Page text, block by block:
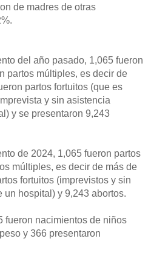
de madres de otras
del año pasado, 1,065 fueron
partos múltiples, es decir de
partos fortuitos (que es
y sin asistencia
y se presentaron 9,243
de 2024, 1,065 fueron partos
múltiples, es decir de más de
fortuitos (imprevistos y sin
hospital) y 9,243 abortos.
fueron nacimientos de niños
y 366 presentaron